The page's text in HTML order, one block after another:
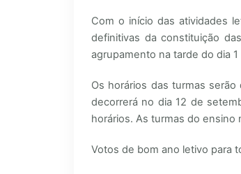
Com o início das atividades
definitivas da constituição
agrupamento na tarde do dia
Os horários das turmas
decorrerá no dia 12 de
horários. As turmas do
Votos de bom ano letivo para